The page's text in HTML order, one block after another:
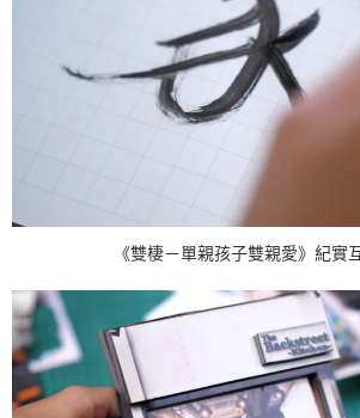
《雙棲－單親孩子雙親愛》紀實